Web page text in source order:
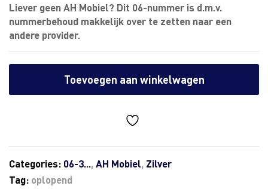
Liever geen AH Mobiel? Dit 06-nummer is d.m.v.
nummerbehoud makkelijk over te zetten naar een
andere provider.
Toevoegen aan winkelwagen
Categories: 06-3..., AH Mobiel, Zilver
Tag: oplopend